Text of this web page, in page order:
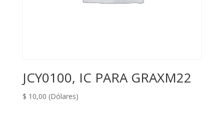
JCY0100, IC PARA GRAXM22
$ 10,00 (Dólares)